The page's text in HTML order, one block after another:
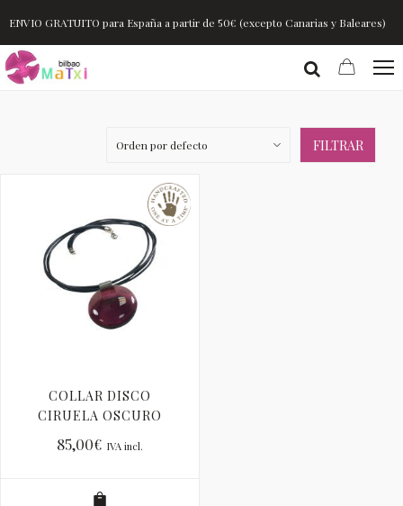
ENVIO GRATUITO para España a partir de 50€ (excepto Canarias y Baleares)
FILTRAR
COLLAR DISCO
CIRUELA OSCURO
85,00€ IVA incl.